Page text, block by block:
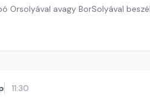
Orsolyával avagy BorSolyával
11:30